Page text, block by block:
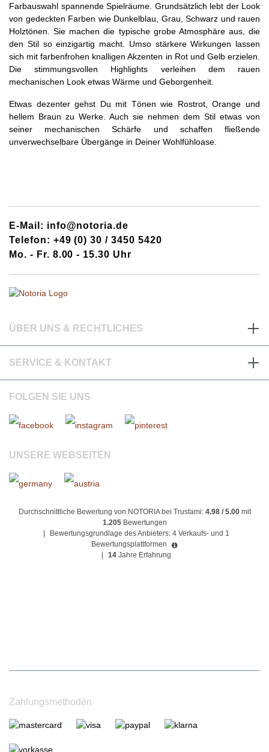
Farbauswahl spannende Spielräume. Grundsätzlich lebt der Look
von gedeckten Farben wie Dunkelblau, Grau, Schwarz und rauen
Holztönen. Sie machen die typische grobe Atmosphäre aus, die
den Stil so einzigartig macht. Umso stärkere Wirkungen lassen
sich mit farbenfrohen knalligen Akzenten in Rot und Gelb erzielen.
Die stimmungsvollen Highlights verleihen dem rauen
mechanischen Look etwas Wärme und Geborgenheit.
Etwas dezenter gehst Du mit Tönen wie Rostrot, Orange und
hellem Braun zu Werke. Auch sie nehmen dem Stil etwas von
seiner mechanischen Schärfe und schaffen fließende
unverwechselbare Übergänge in Deiner Wohlfühloase.
E-Mail: info@notoria.de
Telefon: +49 (0) 30 / 3450 5420
Mo. - Fr. 8.00 - 15.30 Uhr
ÜBER UNS & RECHTLICHES
SERVICE & KONTAKT
FOLGEN SIE UNS
UNSERE WEBSEITEN
Durchschnittliche Bewertung von NOTORIA bei Trustami: 4.98 / 5.00mit
1.205 Bewertungen
Bewertungsgrundlage des Anbieters: 4 Verkaufs- und 1
Bewertungsplattformen
14 Jahre Erfahrung
Zahlungsmethoden